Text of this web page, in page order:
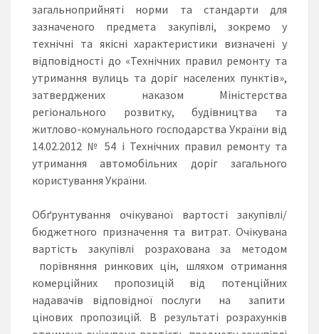
загальноприйняті норми та стандарти для
зазначеного предмета закупівлі, зокремо у
технічні та якісні характеристики визначені у
відповідності до «Технічних правил ремонту та
утримання вулиць та доріг населених пунктів»,
затверджених наказом Міністерства
регіонального розвитку, будівництва та
житлово-комунального господарства України від
14.02.2012 № 54 і Технічних правил ремонту та
утримання автомобільних доріг загального
користування України.
Обґрунтування очікуваної вартості закупівлі/
бюджетного призначення та витрат. Очікувана
вартість закупівлі розрахована за методом
порівняння ринкових цін, шляхом отримання
комерційних пропозицій від потенційних
надавачів відповідної послуги на запити
цінових пропозицій. В результаті розрахунків